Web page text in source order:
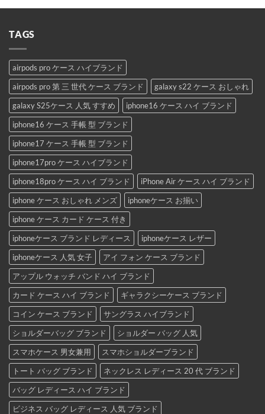
TAGS
airpods pro ケース ハイブランド
airpods pro 第 三 世代 ケース ブランド
galaxy s22 ケース おしゃれ
galaxy S25ケース 人気 すすめ
iphone16 ケース ハイ ブランド
iphone16 ケース 手帳 型 ブランド
iphone17 ケース 手帳 型 ブランド
iphone17pro ケース ハイブランド
iphone18pro ケース ハイ ブランド
iPhone Air ケース ハイ ブランド
iphone ケース おしゃれ メンズ
iphoneケース お揃い
iphone ケース カード ケース 付き
iphoneケース ブランド レディース
iphoneケース レザー
iphoneケース 人気 女子
アイ フォン ケース ブランド
アップル ウォッチ バンド ハイ ブランド
カード ケース ハイ ブランド
ギャラクシーケース ブランド
コイン ケース ブランド
サングラス ハイブランド
ショルダーバッグ ブランド
ショルダー バッグ 人気
スマホケース 男女兼用
スマホショルダーブランド
トート バッグ ブランド
ネックレス レディース 20 代 ブランド
バッグ レディース ハイ ブランド
ビジネス バッグ レディース 人気 ブランド